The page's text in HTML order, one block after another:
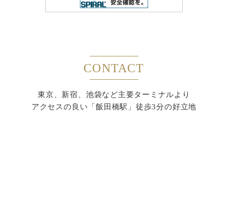
CONTACT
東京、新宿、池袋など主要ターミナルより
アクセスの良い「飯田橋駅」徒歩3分の好立地